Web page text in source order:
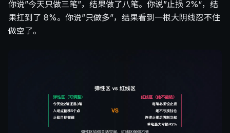
你说”今天只做三笔”，结果做了八笔。你说”止损 2%“，结
果扛到了 8%。你说”只做多”，结果看到一根大阴线忍不住
做空了。